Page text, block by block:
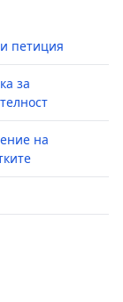
петиция
за
на